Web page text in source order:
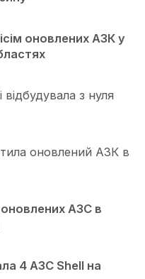
оновлених АЗК у
з нуля
оновлений АЗК в
оновлених АЗС в
4 АЗС Shell на